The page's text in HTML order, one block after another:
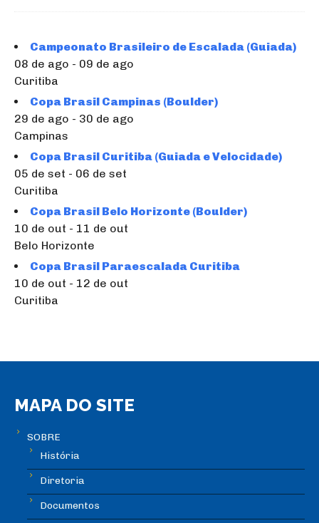
Campeonato Brasileiro de Escalada (Guiada)
08 de ago - 09 de ago
Curitiba
Copa Brasil Campinas (Boulder)
29 de ago - 30 de ago
Campinas
Copa Brasil Curitiba (Guiada e Velocidade)
05 de set - 06 de set
Curitiba
Copa Brasil Belo Horizonte (Boulder)
10 de out - 11 de out
Belo Horizonte
Copa Brasil Paraescalada Curitiba
10 de out - 12 de out
Curitiba
MAPA DO SITE
SOBRE
História
Diretoria
Documentos